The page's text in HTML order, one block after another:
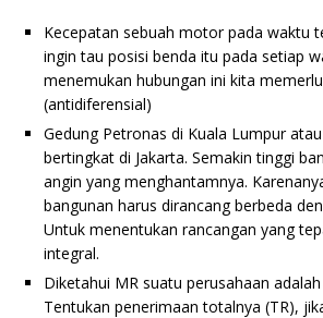
Kecepatan sebuah motor pada waktu
ingin tau posisi benda itu pada setiap
menemukan hubungan ini kita
(antidiferensial)
Gedung Petronas di Kuala Lumpur
bertingkat di Jakarta. Semakin tinggi
angin yang menghantamnya.
bangunan harus dirancang berbeda
Untuk menentukan rancangan yang
integral.
Diketahui MR suatu perusahaan
Tentukan penerimaan totalnya (TR),